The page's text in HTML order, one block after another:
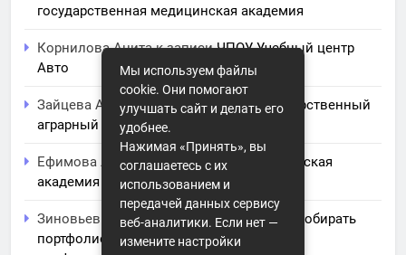
государственная медицинская академия
Корнилова Анитак записиЧПОУ Учебный центр
Авто
Зайцева Аринак записиКурский государственный
аграрный университет им. И.И. Иванова
Ефимова Лидияк записиСеверо-Кавказская
академия управления
Зиновьев Радомирк записиИскусство собирать
портфолио: советы и заметки для
Мы используем файлы
cookie. Они помогают
улучшать сайт и делать его
удобнее.
Нажимая «Принять», вы
соглашаетесь с их
использованием и
передачей данных сервису
веб-аналитики. Если нет —
измените настройки